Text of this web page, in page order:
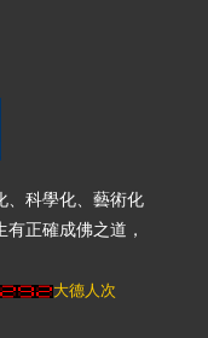
、科學化、藝術化
正確成佛之道，
大德人次